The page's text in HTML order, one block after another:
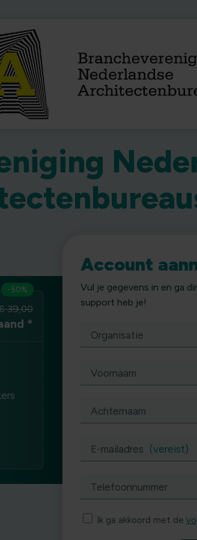
-50%
39,00
*
Account
Vul je gegevens in en ga
support heb je!
Organisatie
Voornaam
Achternaam
E-mailadres (vereist)
Telefoonnummer
Ik ga akkoord met de